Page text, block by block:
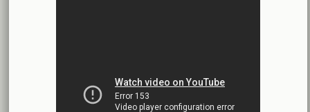
دعوة اجتماع هيئة عامة غير عادية